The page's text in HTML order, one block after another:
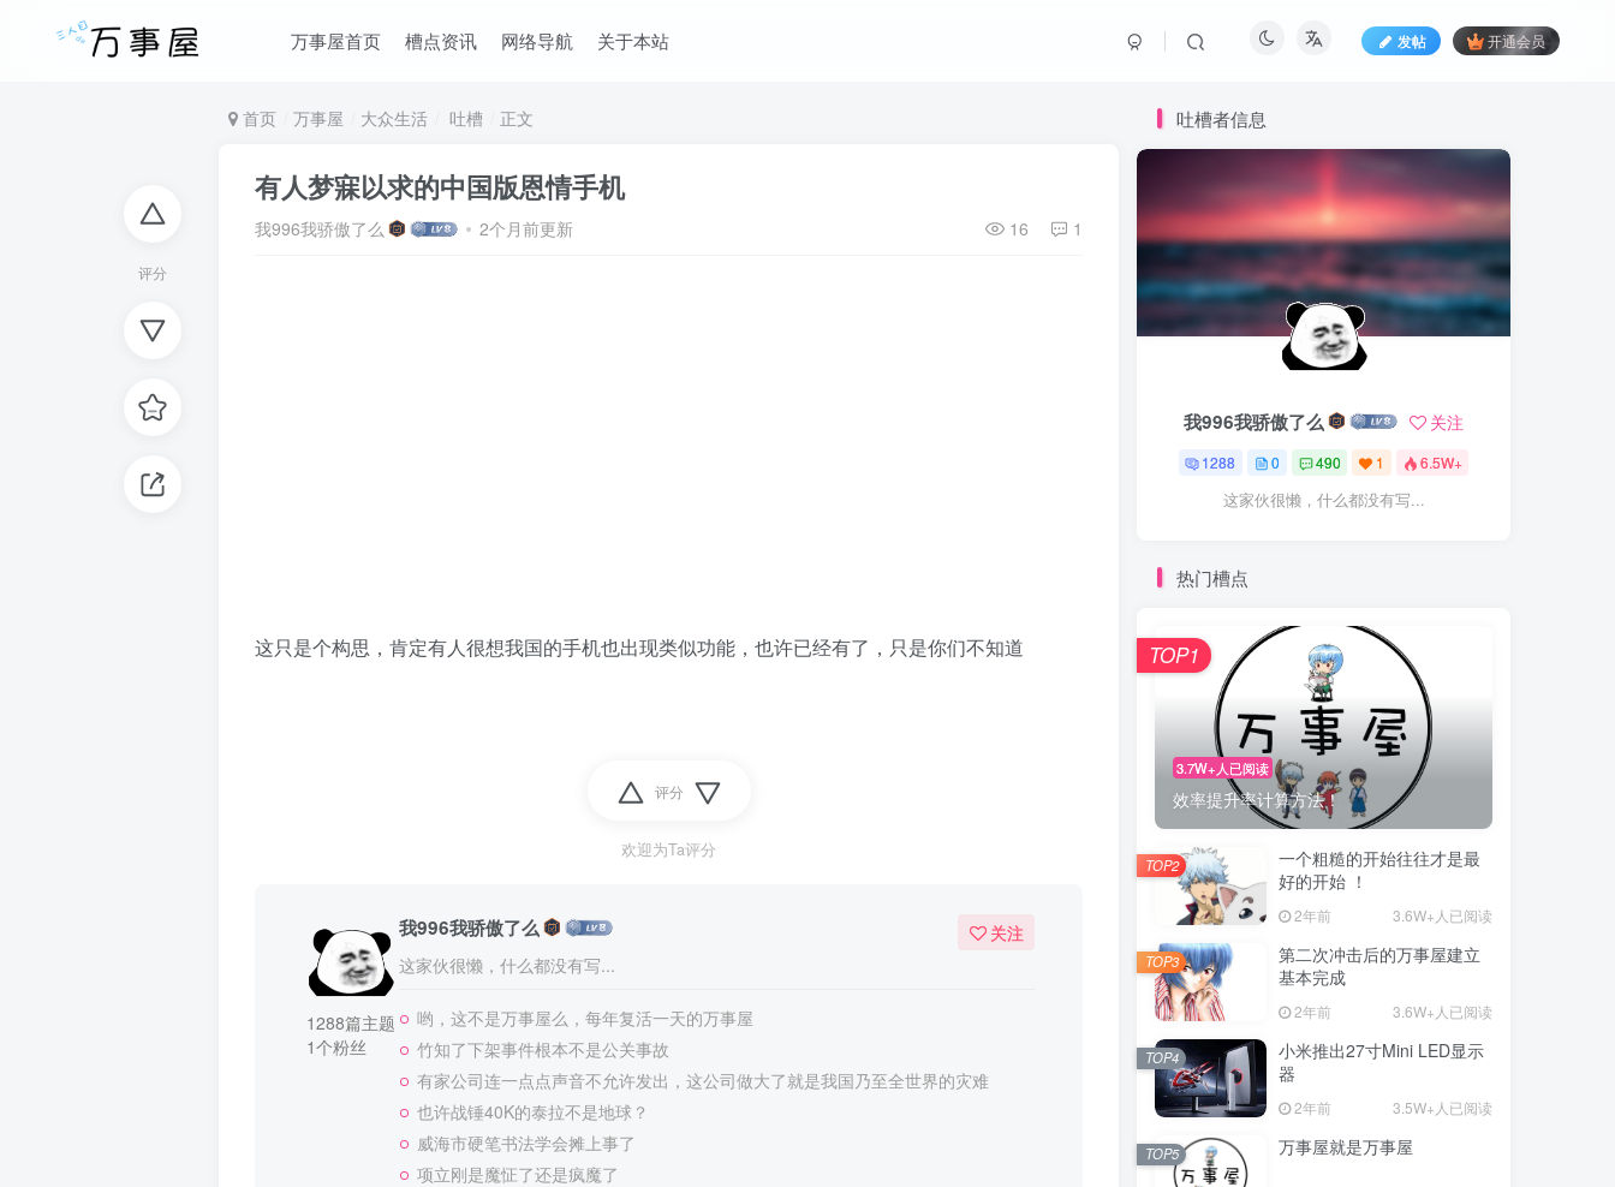
万事屋首页 槽点资讯 网络导航 关于本站 发帖 开通会员
评分
首页 万事屋 大众生活 吐槽 正文
有人梦寐以求的中国版恩情手机
我996我骄傲了么 2个月前更新 16 1
这只是个构思，肯定有人很想我国的手机也出现类似功能，也许已经有了，只是你们不知道
评分
欢迎为Ta评分
1288篇主题
1个粉丝
我996我骄傲了么
这家伙很懒，什么都没有写...
关注
哟，这不是万事屋么，每年复活一天的万事屋
竹知了下架事件根本不是公关事故
有家公司连一点点声音不允许发出，这公司做大了就是我国乃至全世界的灾难
也许战锤40K的泰拉不是地球？
威海市硬笔书法学会摊上事了
项立刚是魔怔了还是疯魔了
吐槽者信息
我996我骄傲了么 关注
1288 0 490 1 6.5W+
这家伙很懒，什么都没有写...
热门槽点
3.7W+人已阅读
效率提升率计算方法！
TOP1
一个粗糙的开始往往才是最
好的开始 ！
2年前 3.6W+人已阅读
TOP2
第二次冲击后的万事屋建立
基本完成
2年前 3.6W+人已阅读
TOP3
小米推出27寸Mini LED显示
器
2年前 3.5W+人已阅读
TOP4
万事屋就是万事屋
TOP5